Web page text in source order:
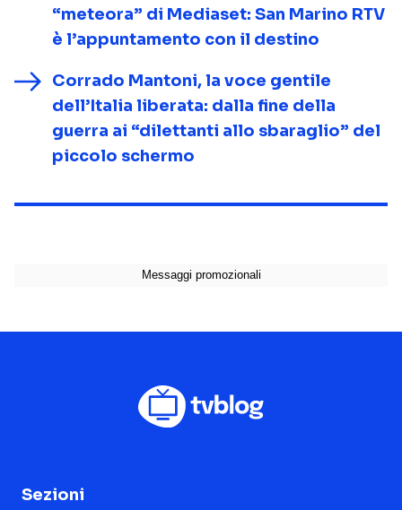
“meteora” di Mediaset: San Marino RTV
è l’appuntamento con il destino
Corrado Mantoni, la voce gentile
dell’Italia liberata: dalla fine della
guerra ai “dilettanti allo sbaraglio” del
piccolo schermo
Sezioni